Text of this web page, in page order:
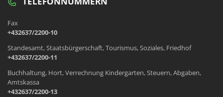
Fax
+432637/2200-10
Standesamt, Staatsbürgerschaft, Tourismus, Soziales, Friedhof
+432637/2200-11
Buchhaltung, Hort, Verrechnung Kindergarten, Steuern, Abgaben,
Amtskassa
+432637/2200-13